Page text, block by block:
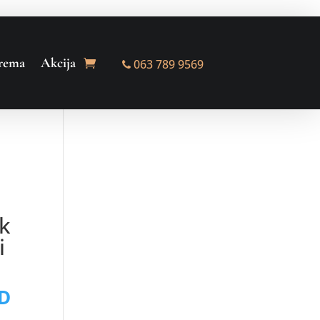
Akcija 063 789 9569